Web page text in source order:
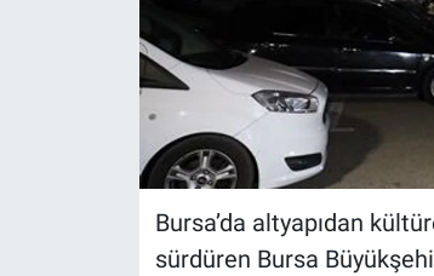
Bursa’da altyapıdan
sürdüren Bursa